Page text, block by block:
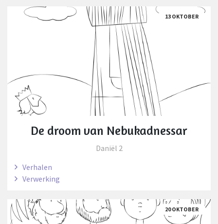
13 OKTOBER
De droom van Nebukadnessar
Daniël 2
Verhalen
Verwerking
20 OKTOBER